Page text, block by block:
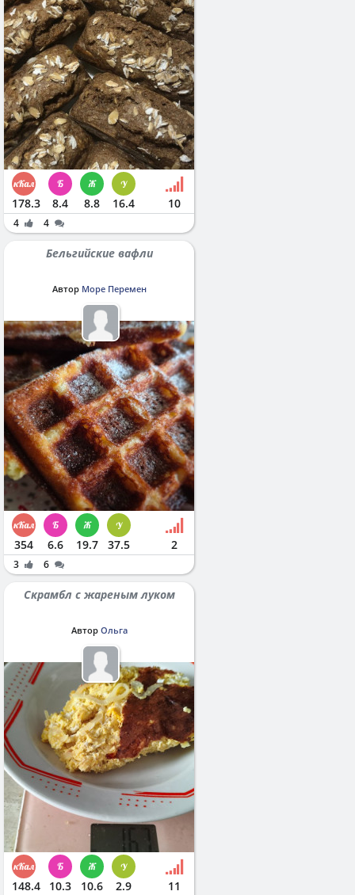
178.3 8.4 8.8 16.4 10
4 4
Бельгийские вафли
Автор Море Перемен
354 6.6 19.7 37.5 2
3 6
Скрамбл с жареным луком
Автор Ольга
148.4 10.3 10.6 2.9 11